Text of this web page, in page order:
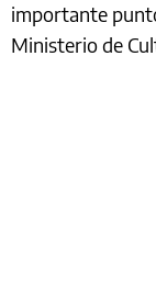
importante
Ministerio de